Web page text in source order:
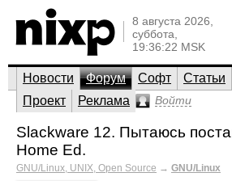
8 августа 2026,
суббота,
19:36:22 MSK
Новости Форум Софт Статьи
Проект
Реклама Войти
Slackware 12. Пытаюсь
Home Ed.
GNU/Linux, UNIX, Open Source → GNU/Linux